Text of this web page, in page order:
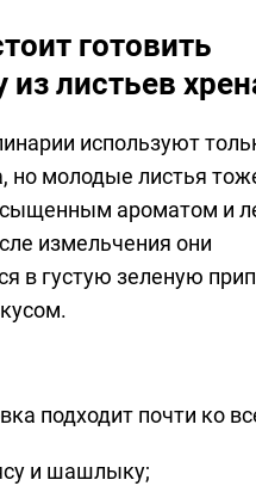
готовить
из листьев
используют
но молодые листья
ароматом и
измельчения они
в густую зеленую
подходит почти ко
и шашлыку;